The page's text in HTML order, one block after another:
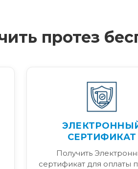
протез
СЕРТИФИКАТ
Получить
сертификат для оплаты